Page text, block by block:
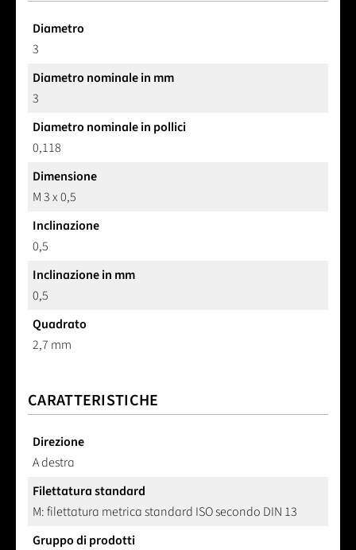
Diametro
3
Diametro nominale in mm
3
Diametro nominale in pollici
0,118
Dimensione
M 3 x 0,5
Inclinazione
0,5
Inclinazione in mm
0,5
Quadrato
2,7 mm
CARATTERISTICHE
Direzione
A destra
Filettatura standard
M: filettatura metrica standard ISO secondo DIN 13
Gruppo di prodotti